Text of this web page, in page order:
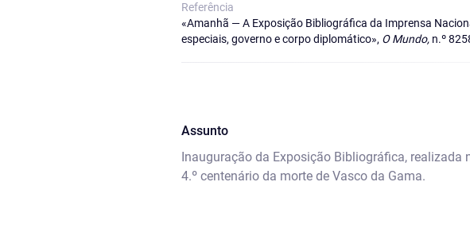
Referência
«Amanhã — A Exposição Bibliográfica da Imprensa
especiais, governo e corpo diplomático», O Mundo,n.º
Assunto
Inauguração da Exposição Bibliográfica,
4.º centenário da morte de Vasco da Gama.